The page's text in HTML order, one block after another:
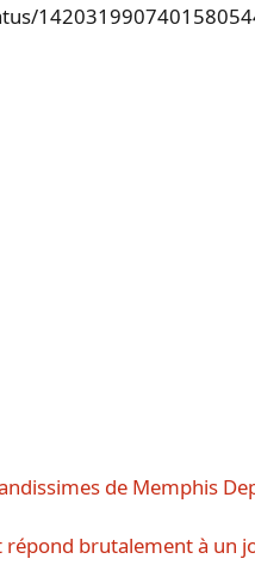
de Memphis
répond brutalement à un